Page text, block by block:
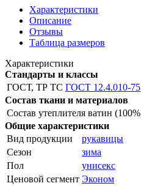
Характеристики
Описание
Отзывы
Таблица размеров
Характеристики
Стандарты и классы
ГОСТ, ТР ТС ГОСТ 12.4.010-75
Состав ткани и материалов
Состав утеплителя ватин
Общие характеристики
Вид продукции
рукавицы
Сезон
зима
Пол
унисекс
Ценовой сегмент Эконом